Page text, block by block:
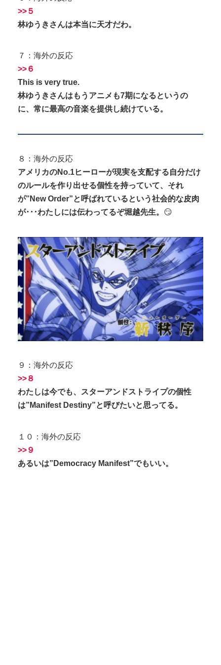
>>５
林ゆうきさんは本当に天才だわ。
７：海外の反応
>>６
This is very true.
林ゆうきさんはもうアニメも7期になるというの
に、常に最高の音楽を提供し続けている。
８：海外の反応
アメリカのNo.1ヒーローが現実を支配する自分だけ
のルールを作り出せる個性を持っていて、それ
が”New Order”と呼ばれているという社会的な皮肉
が･･･わたしには伝わってるぞ堀越先生。 😏
９：海外の反応
>>８
わたしは今でも、スターアンドストライプの個性
は”Manifest Destiny”と呼びたいと思ってる。
１０：海外の反応
>>９
あるいは”Democracy Manifest”でもいい。